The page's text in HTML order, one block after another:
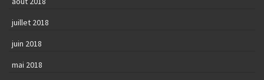
juillet 2018
juin 2018
mai 2018